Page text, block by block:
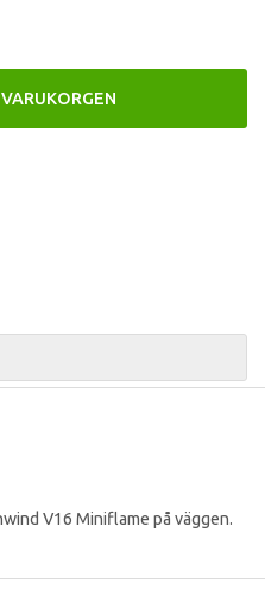
V16 Miniflame på väggen.